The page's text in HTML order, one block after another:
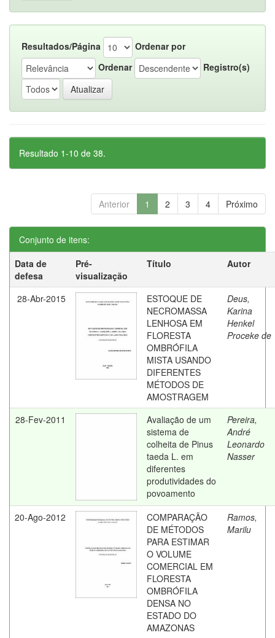
Resultados/Página
Ordenar por
Ordenar
Registro(s)
Resultado 1-10 de 38.
Anterior 1 2 3 4 Próximo
Conjunto de itens:
Data de
defesa
Pré-
visualização
Título Autor
28-Abr-2015
ESTOQUE DE
NECROMASSA
LENHOSA EM
FLORESTA
OMBRÓFILA
MISTA USANDO
DIFERENTES
MÉTODOS DE
AMOSTRAGEM
Deus,
Karina
Henkel
Proceke de
28-Fev-2011
Avaliação de um
sistema de
colheita de Pinus
taeda L. em
diferentes
produtividades do
povoamento
Pereira,
André
Leonardo
Nasser
20-Ago-2012
COMPARAÇÃO
DE MÉTODOS
PARA ESTIMAR
O VOLUME
COMERCIAL EM
FLORESTA
OMBRÓFILA
DENSA NO
ESTADO DO
AMAZONAS
Ramos,
Marilu